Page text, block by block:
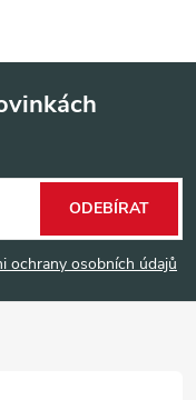
ochrany osobních údajů
ODEBÍRAT